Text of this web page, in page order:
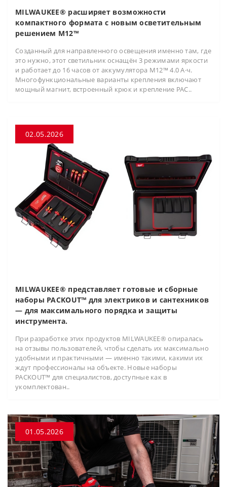
MILWAUKEE® расширяет возможности
компактного формата с новым осветительным
решением M12™
Созданный для направленного освещения именно там, где
это нужно, этот светильник оснащён 3 режимами яркости
и работает до 16 часов от аккумулятора M12™ 4.0 А·ч.
Многофункциональные варианты крепления включают
мощный магнит, встроенный крюк и крепление PAC..
02.05.2026
MILWAUKEE® представляет готовые и сборные
наборы PACKOUT™ для электриков и сантехников
— для максимального порядка и защиты
инструмента.
При разработке этих продуктов MILWAUKEE® опиралась
на отзывы пользователей, чтобы сделать их максимально
удобными и практичными — именно такими, какими их
ждут профессионалы на объекте. Новые наборы
PACKOUT™ для специалистов, доступные как в
укомплектован..
01.05.2026